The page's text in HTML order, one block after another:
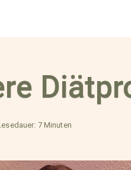
7 Minuten